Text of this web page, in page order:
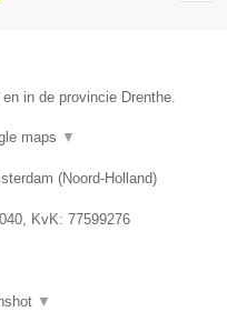
in de provincie Drenthe.
maps ▼
(Noord-Holland)
, KvK: 77599276
▼